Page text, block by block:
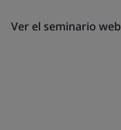
Ver el seminario web